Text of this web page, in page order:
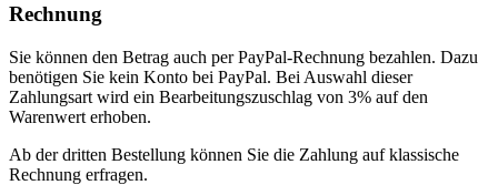
Rechnung
Sie können den Betrag auch per PayPal-Rechnung bezahlen. Dazu
benötigen Sie kein Konto bei PayPal. Bei Auswahl dieser
Zahlungsart wird ein Bearbeitungszuschlag von 3% auf den
Warenwert erhoben.
Ab der dritten Bestellung können Sie die Zahlung auf klassische
Rechnung erfragen.